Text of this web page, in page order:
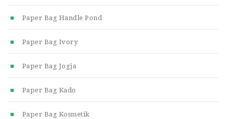
Paper Bag Handle Pond
Paper Bag Ivory
Paper Bag Jogja
Paper Bag Kado
Paper Bag Kosmetik